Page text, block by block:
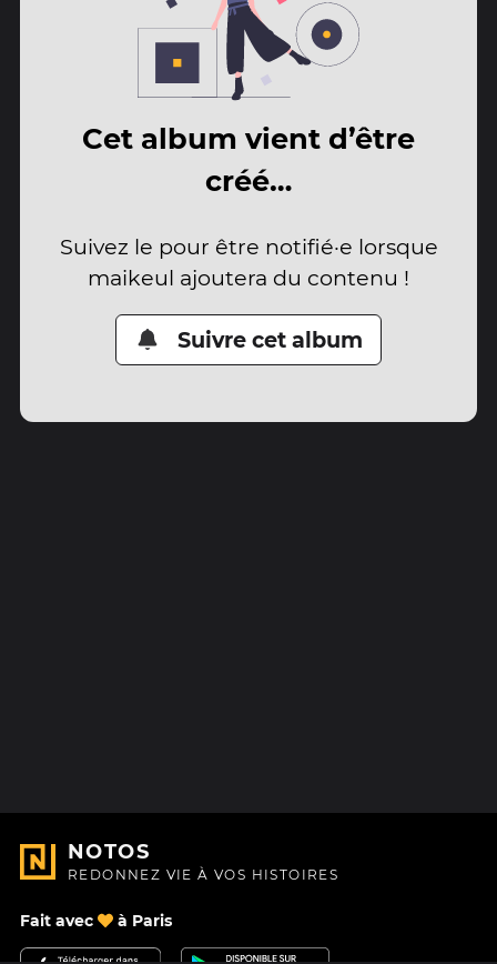
Cet album vient d’être
créé…
Suivez le pour être notifié·e lorsque
maikeul ajoutera du contenu !
Suivre cet album
NOTOS
REDONNEZ VIE À VOS HISTOIRES
Fait avec à Paris